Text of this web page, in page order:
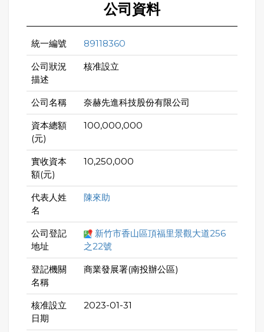
公司資料
統一編號 89118360
公司狀況
描述
核准設立
公司名稱 奈赫先進科技股份有限公司
資本總額
(元)
100,000,000
實收資本
額(元)
10,250,000
代表人姓
名
陳來助
公司登記
地址
新竹市香山區頂福里景觀大道256
之22號
登記機關
名稱
商業發展署(南投辦公區)
核准設立
日期
2023-01-31